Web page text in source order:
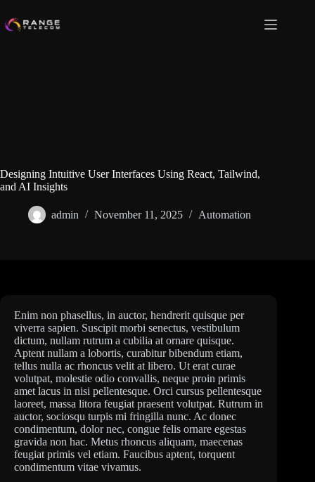
content
Designing Intuitive User Interfaces Using React, Tailwind,
and AI Insights
admin November 11, 2025 Automation
Enim non phasellus, in auctor, hendrerit quisque per
viverra sapien. Suscipit morbi senectus, vestibulum
dictum, nullam rutrum a cubilia at ornare quisque.
Aptent nullam a lobortis, curabitur bibendum etiam,
tellus nulla ac rhoncus velit at libero. Ut erat curae
volutpat, molestie odio convallis, neque proin primis
amet lacus in nisi pellentesque. Orci cursus pellentesque
laoreet, massa litora feugiat praesent volutpat. Rutrum in
auctor, sociosqu turpis mi fringilla nunc. Ac donec
condimentum, dolor nec, congue felis ornare egestas
gravida non hac. Metus rhoncus aliquam, maecenas
feugiat primis vel etiam. Faucibus aptent, torquent
condimentum vitae vivamus.